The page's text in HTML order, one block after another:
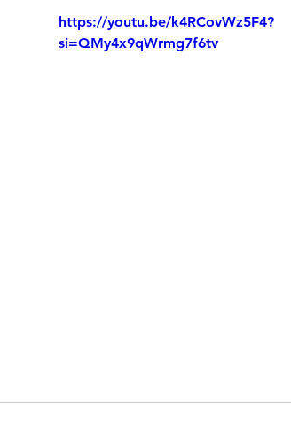
https://youtu.be/k4RCovWz5F4?
si=QMy4x9qWrmg7f6tv